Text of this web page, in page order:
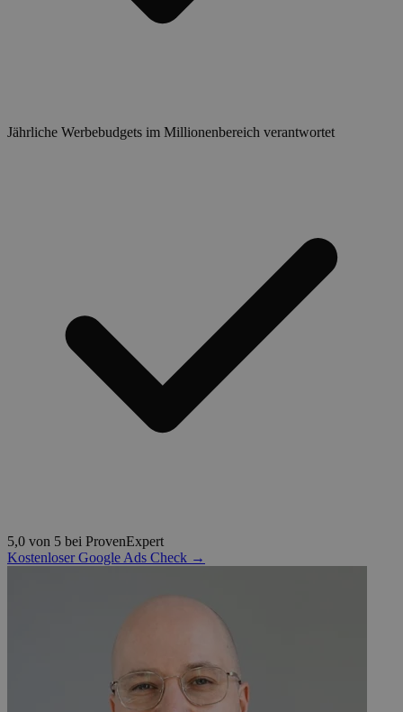
Jährliche Werbebudgets im Millionenbereich verantwortet
5,0 von 5 bei ProvenExpert
Kostenloser Google Ads Check →